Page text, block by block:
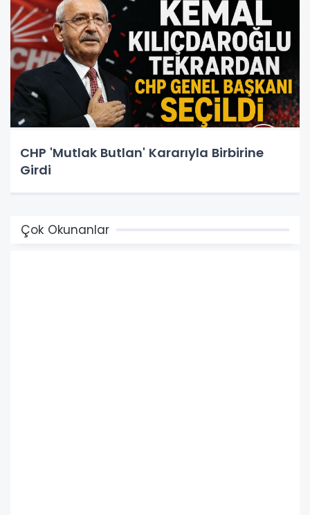
CHP 'Mutlak Butlan' Kararıyla Birbirine
Girdi
Çok Okunanlar